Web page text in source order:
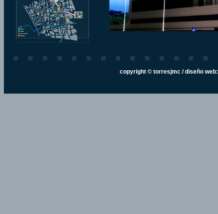
copyright © torresjmc / diseño